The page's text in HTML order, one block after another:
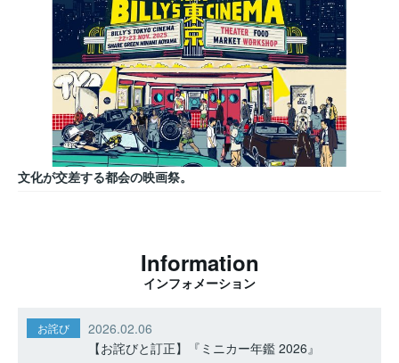
文化が交差する都会の映画祭。
Information
インフォメーション
お詫び
2026.02.06
【お詫びと訂正】『ミニカー年鑑 2026』